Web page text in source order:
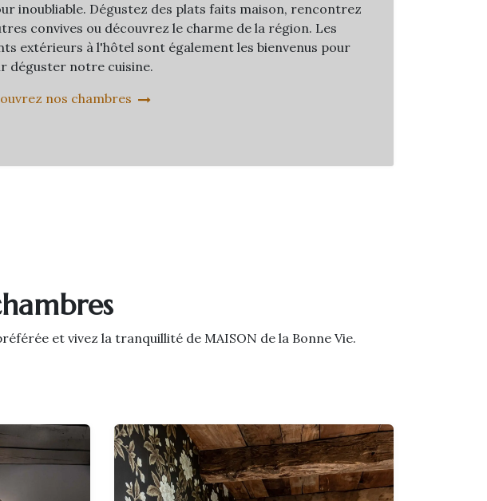
inoubliable. Dégustez des plats faits maison, rencontrez
convives ou découvrez le charme de la région. Les
extérieurs à l'hôtel sont également les bienvenus pour
déguster notre cuisine.
nos chambres
et vivez la tranquillité de MAISON de la Bonne Vie.